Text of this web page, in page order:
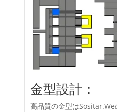
金型設計：
高品質の金型はSositar.We